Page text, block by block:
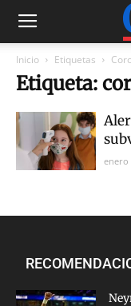
Inicio Etiquetas
Etiqueta:
enero